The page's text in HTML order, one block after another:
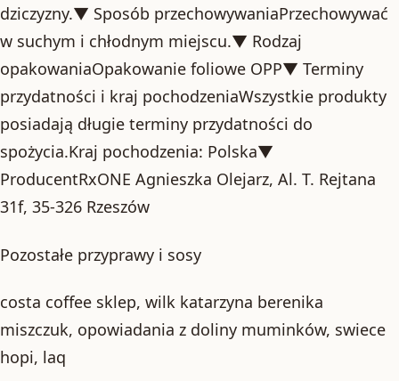
dziczyzny.▼ Sposób przechowywaniaPrzechowywać
w suchym i chłodnym miejscu.▼ Rodzaj
opakowaniaOpakowanie foliowe OPP▼ Terminy
przydatności i kraj pochodzeniaWszystkie produkty
posiadają długie terminy przydatności do
spożycia.Kraj pochodzenia: Polska▼
ProducentRxONE Agnieszka Olejarz, Al. T. Rejtana
31f, 35-326 Rzeszów
Pozostałe przyprawy i sosy
costa coffee sklep, wilk katarzyna berenika
miszczuk, opowiadania z doliny muminków, swiece
hopi, laq